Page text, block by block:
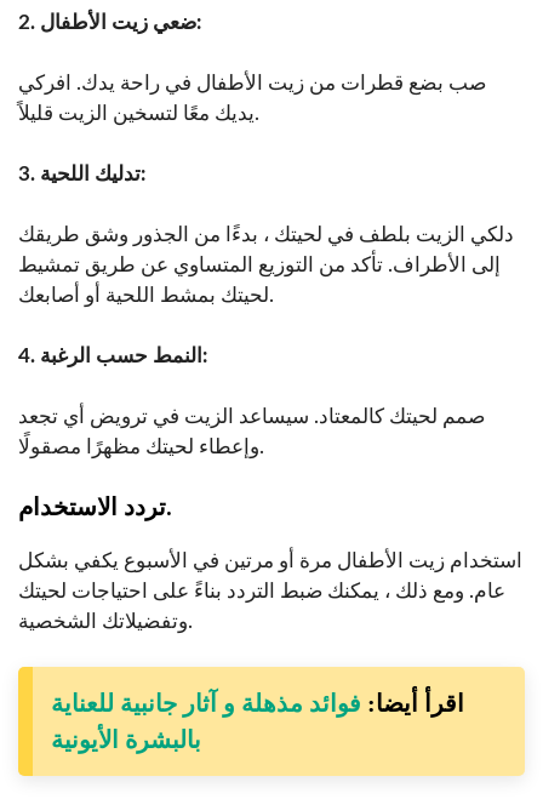
2. ضعي زيت الأطفال:
صب بضع قطرات من زيت الأطفال في راحة يدك. افركي
يديك معًا لتسخين الزيت قليلاً.
3. تدليك اللحية:
دلكي الزيت بلطف في لحيتك ، بدءًا من الجذور وشق طريقك
إلى الأطراف. تأكد من التوزيع المتساوي عن طريق تمشيط
لحيتك بمشط اللحية أو أصابعك.
4. النمط حسب الرغبة:
صمم لحيتك كالمعتاد. سيساعد الزيت في ترويض أي تجعد
وإعطاء لحيتك مظهرًا مصقولًا.
تردد الاستخدام.
استخدام زيت الأطفال مرة أو مرتين في الأسبوع يكفي بشكل
عام. ومع ذلك ، يمكنك ضبط التردد بناءً على احتياجات لحيتك
وتفضيلاتك الشخصية.
اقرأ أيضا: فوائد مذهلة و آثار جانبية للعناية
بالبشرة الأيونية